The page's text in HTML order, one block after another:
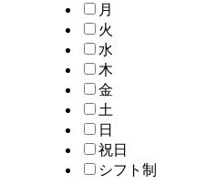
月
火
水
木
金
土
日
祝日
シフト制